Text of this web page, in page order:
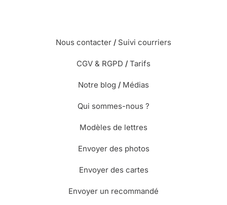
Nous contacter / Suivi courriers
CGV & RGPD / Tarifs
Notre blog / Médias
Qui sommes-nous ?
Modèles de lettres
Envoyer des photos
Envoyer des cartes
Envoyer un recommandé